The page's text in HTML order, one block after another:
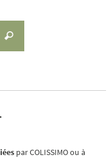
Recherche
par COLISSIMO ou à